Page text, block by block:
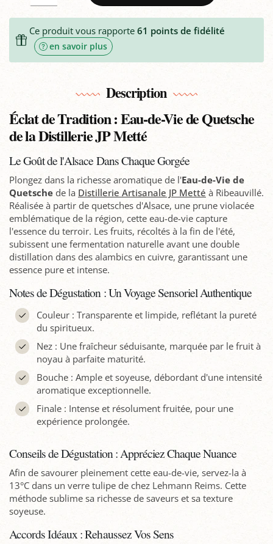
Ce produit vous rapporte61 points de fidélité
en savoir plus
Description
Éclat de Tradition : Eau-de-Vie de Quetsche
de la Distillerie JP Metté
Le Goût de l'Alsace Dans Chaque Gorgée
Plongez dans la richesse aromatique de l'Eau-de-Vie de
Quetsche de la Distillerie Artisanale JP Metté à Ribeauvillé.
Réalisée à partir de quetsches d'Alsace, une prune violacée
emblématique de la région, cette eau-de-vie capture
l'essence du terroir. Les fruits, récoltés à la fin de l'été,
subissent une fermentation naturelle avant une double
distillation dans des alambics en cuivre, garantissant une
essence pure et intense.
Notes de Dégustation : Un Voyage Sensoriel Authentique
Couleur : Transparente et limpide, reflétant la pureté
du spiritueux.
Nez : Une fraîcheur séduisante, marquée par le fruit à
noyau à parfaite maturité.
Bouche : Ample et soyeuse, débordant d'une intensité
aromatique exceptionnelle.
Finale : Intense et résolument fruitée, pour une
expérience prolongée.
Conseils de Dégustation : Appréciez Chaque Nuance
Afin de savourer pleinement cette eau-de-vie, servez-la à
13°C dans un verre tulipe de chez Lehmann Reims. Cette
méthode sublime sa richesse de saveurs et sa texture
soyeuse.
Accords Idéaux : Rehaussez Vos Sens